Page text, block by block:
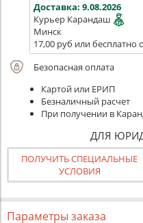
Доставка: 9.08.2026
Курьер Карандаш
Минск
17,00 руб или бесплатно
Безопасная оплата
Картой или ЕРИП
Безналичный расчет
При получении в
ДЛЯ
ПОЛУЧИТЬ СПЕЦИАЛЬНЫЕ
УСЛОВИЯ
Параметры заказа